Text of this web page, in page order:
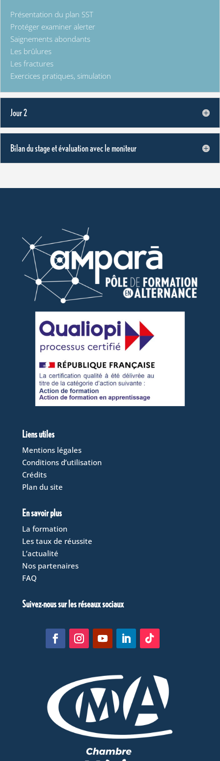
Présentation du plan SST
Protéger examiner alerter
Saignements abondants
Les brûlures
Les fractures
Exercices pratiques, simulation
Jour 2
Bilan du stage et évaluation avec le moniteur
Liens utiles
Mentions légales
Conditions d’utilisation
Crédits
Plan du site
En savoir plus
La formation
Les taux de réussite
L’actualité
Nos partenaires
FAQ
Suivez-nous sur les réseaux sociaux